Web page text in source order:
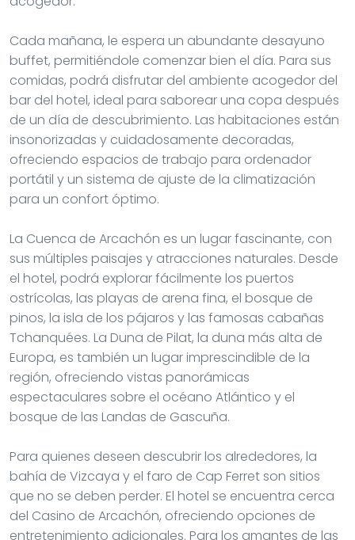
Cada mañana, le espera un abundante desayuno
buffet, permitiéndole comenzar bien el día. Para sus
comidas, podrá disfrutar del ambiente acogedor del
bar del hotel, ideal para saborear una copa después
de un día de descubrimiento. Las habitaciones están
insonorizadas y cuidadosamente decoradas,
ofreciendo espacios de trabajo para ordenador
portátil y un sistema de ajuste de la climatización
para un confort óptimo.
La Cuenca de Arcachón es un lugar fascinante, con
sus múltiples paisajes y atracciones naturales. Desde
el hotel, podrá explorar fácilmente los puertos
ostrícolas, las playas de arena fina, el bosque de
pinos, la isla de los pájaros y las famosas cabañas
Tchanquées. La Duna de Pilat, la duna más alta de
Europa, es también un lugar imprescindible de la
región, ofreciendo vistas panorámicas
espectaculares sobre el océano Atlántico y el
bosque de las Landas de Gascuña.
Para quienes deseen descubrir los alrededores, la
bahía de Vizcaya y el faro de Cap Ferret son sitios
que no se deben perder. El hotel se encuentra cerca
del Casino de Arcachón, ofreciendo opciones de
entretenimiento adicionales. Para los amantes de las